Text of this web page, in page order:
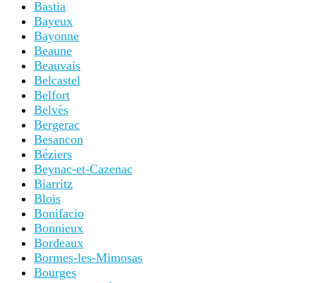
Bastia
Bayeux
Bayonne
Beaune
Beauvais
Belcastel
Belfort
Belvès
Bergerac
Besancon
Béziers
Beynac-et-Cazenac
Biarritz
Blois
Bonifacio
Bonnieux
Bordeaux
Bormes-les-Mimosas
Bourges